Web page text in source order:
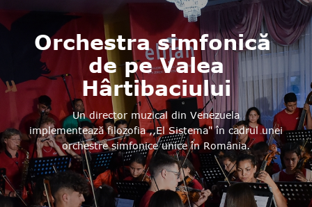
Orchestra simfonică
de pe Valea
Hârtibaciului
Un director muzical din Venezuela
implementează filozofia ,,El Sistema" în cadrul unei
orchestre simfonice unice în România.